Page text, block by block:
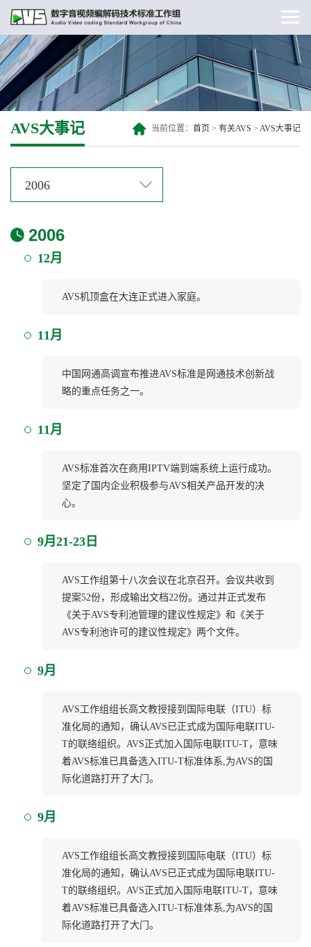
AVS大事记 当前位置： 首页 > 有关AVS > AVS大事记
2006
2006
12月
AVS机顶盒在大连正式进入家庭。
11月
中国网通高调宣布推进AVS标准是网通技术创新战
略的重点任务之一。
11月
AVS标准首次在商用IPTV端到端系统上运行成功。
坚定了国内企业积极参与AVS相关产品开发的决
心。
9月21-23日
AVS工作组第十八次会议在北京召开。会议共收到
提案52份，形成输出文档22份。通过并正式发布
《关于AVS专利池管理的建议性规定》和《关于
AVS专利池许可的建议性规定》两个文件。
9月
AVS工作组组长高文教授接到国际电联（ITU）标
准化局的通知，确认AVS已正式成为国际电联ITU-
T的联络组织。AVS正式加入国际电联ITU-T，意味
着AVS标准已具备选入ITU-T标准体系,为AVS的国
际化道路打开了大门。
9月
AVS工作组组长高文教授接到国际电联（ITU）标
准化局的通知，确认AVS已正式成为国际电联ITU-
T的联络组织。AVS正式加入国际电联ITU-T，意味
着AVS标准已具备选入ITU-T标准体系,为AVS的国
际化道路打开了大门。